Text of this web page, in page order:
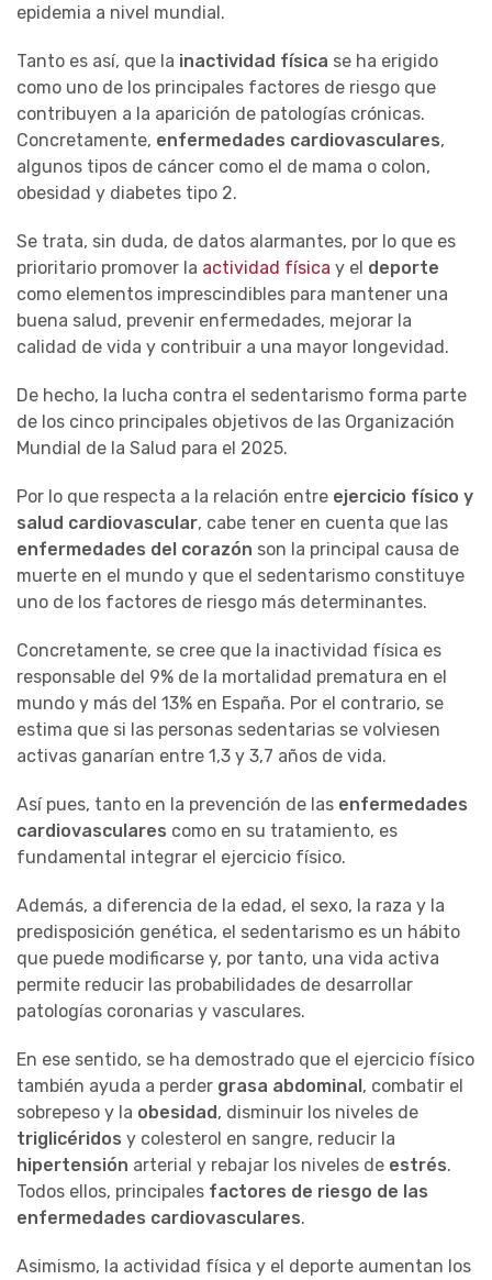
epidemia a nivel mundial.
Tanto es así, que la inactividad física se ha erigido
como uno de los principales factores de riesgo que
contribuyen a la aparición de patologías crónicas.
Concretamente, enfermedades cardiovasculares,
algunos tipos de cáncer como el de mama o colon,
obesidad y diabetes tipo 2.
Se trata, sin duda, de datos alarmantes, por lo que es
prioritario promover la actividad física y el deporte
como elementos imprescindibles para mantener una
buena salud, prevenir enfermedades, mejorar la
calidad de vida y contribuir a una mayor longevidad.
De hecho, la lucha contra el sedentarismo forma parte
de los cinco principales objetivos de las Organización
Mundial de la Salud para el 2025.
Por lo que respecta a la relación entre ejercicio físico y
salud cardiovascular, cabe tener en cuenta que las
enfermedades del corazón son la principal causa de
muerte en el mundo y que el sedentarismo constituye
uno de los factores de riesgo más determinantes.
Concretamente, se cree que la inactividad física es
responsable del 9% de la mortalidad prematura en el
mundo y más del 13% en España. Por el contrario, se
estima que si las personas sedentarias se volviesen
activas ganarían entre 1,3 y 3,7 años de vida.
Así pues, tanto en la prevención de las enfermedades
cardiovasculares como en su tratamiento, es
fundamental integrar el ejercicio físico.
Además, a diferencia de la edad, el sexo, la raza y la
predisposición genética, el sedentarismo es un hábito
que puede modificarse y, por tanto, una vida activa
permite reducir las probabilidades de desarrollar
patologías coronarias y vasculares.
En ese sentido, se ha demostrado que el ejercicio físico
también ayuda a perder grasa abdominal, combatir el
sobrepeso y la obesidad, disminuir los niveles de
triglicéridos y colesterol en sangre, reducir la
hipertensión arterial y rebajar los niveles de estrés.
Todos ellos, principales factores de riesgo de las
enfermedades cardiovasculares.
Asimismo, la actividad física y el deporte aumentan los